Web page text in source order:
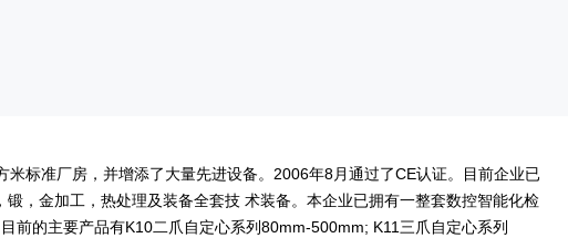
标准厂房，并增添了大量先进设备。2006年8月通过了CE认证。目前企业已
，金加工，热处理及装备全套技 术装备。本企业已拥有一整套数控智能化检
前的主要产品有K10二爪自定心系列80mm-500mm; K11三爪自定心系列